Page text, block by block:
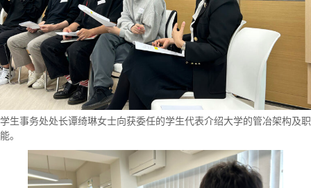
学生事务处处长谭绮琳女士向获委任的学生代表介绍大学的管冶架构及职
能。